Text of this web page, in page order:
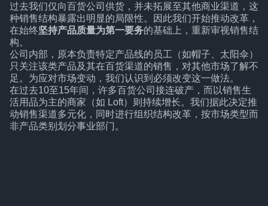
过去我们仅向百货公司供货，并未拓展至其他商业渠道，这
种销售结构暴露出明显的局限性。因此我们开始推动改革，
在始终坚持产品质量为第一要务的基础上，重新审视销售结
构。
公司内部，原本负责特定产品线的员工（如帽子、太阳伞）
只关注该类产品及其在百货渠道的销售，对其他市场了解不
足。为应对市场变动，我们认识到必须改变这一做法。
在过去10至15年间，许多百货公司接连破产，而以销售生
活用品为主的商家（如 Loft）则持续增长。我们据此决定推
动销售渠道多元化，同时进行组织结构改革，按市场类型而
非产品类别划分事业部门。